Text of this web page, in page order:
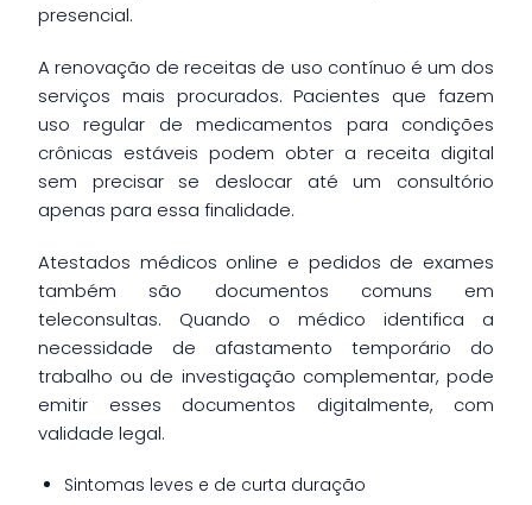
presencial.
A renovação de receitas de uso contínuo é um dos
serviços mais procurados. Pacientes que fazem
uso regular de medicamentos para condições
crônicas estáveis podem obter a receita digital
sem precisar se deslocar até um consultório
apenas para essa finalidade.
Atestados médicos online e pedidos de exames
também são documentos comuns em
teleconsultas. Quando o médico identifica a
necessidade de afastamento temporário do
trabalho ou de investigação complementar, pode
emitir esses documentos digitalmente, com
validade legal.
Sintomas leves e de curta duração